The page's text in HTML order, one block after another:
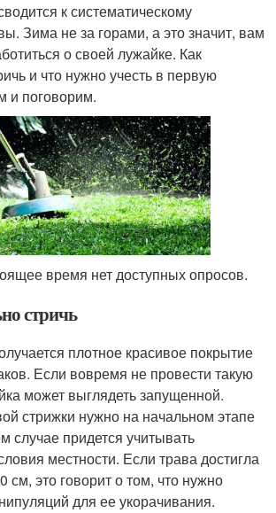
к систематическому
Зима не за горами, а это значит, вам
о своей лужайке. Как
и что нужно учесть в первую
и поговорим.
время нет доступных опросов.
стричь
плотное красивое покрытие
Если вовремя не провести такую
может выглядеть запущенной.
стрижки нужно на начальном этапе
случае придется учитывать
местности. Если трава достигла
см, это говорит о том, что нужно
для ее укорачивания.